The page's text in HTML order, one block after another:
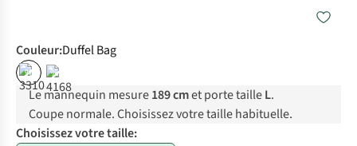
Couleur:Duffel Bag
% %
Le mannequin mesure189 cmet porte tailleL.
Coupe normale. Choisissez votre taille habituelle.
Choisissez votre taille: